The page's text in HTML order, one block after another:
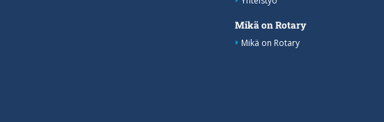
Mikä on Rotary
Mikä on Rotary